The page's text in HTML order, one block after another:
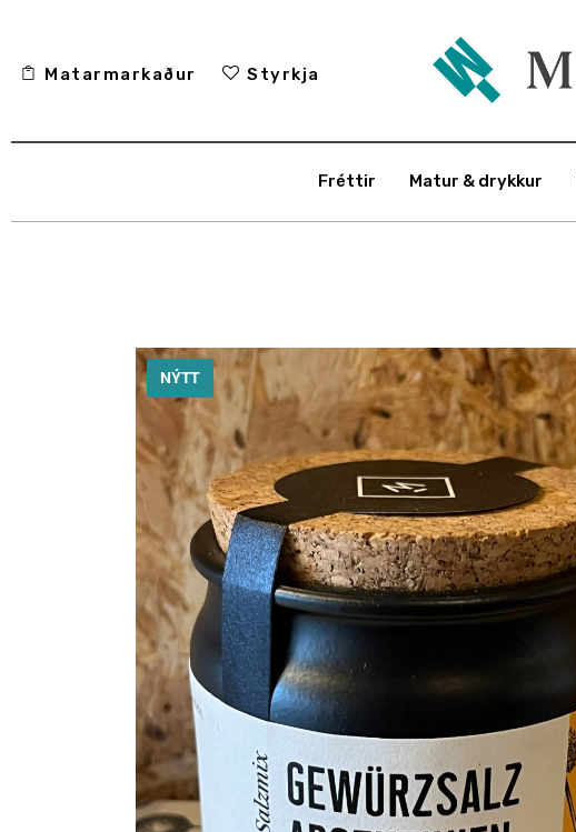
Matarmarkaður Styrkja
Fréttir Matur & drykkur
Matur & drykkur
Menning
Matarmarkaður
Hafa samband
NÝTT